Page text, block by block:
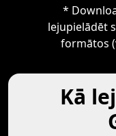
*
lejupielādēt
formātos
Kā